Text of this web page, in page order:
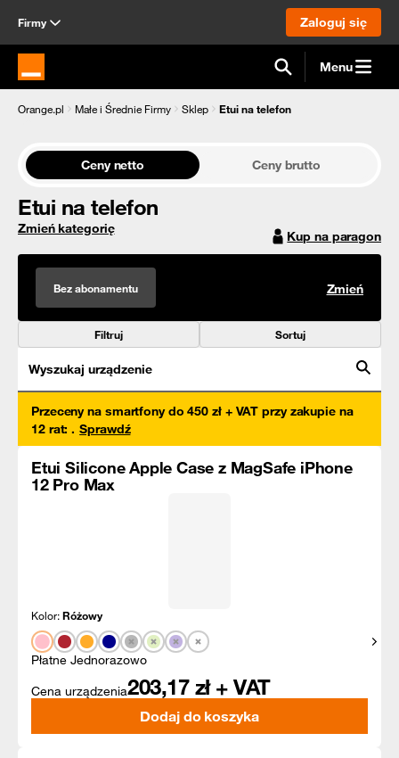
Firmy Zaloguj się
Strona główna Orange.pl Menu
Orange.pl Małe i Średnie Firmy Sklep Etui na telefon
Ceny netto Ceny brutto
Etui na telefon
Zmień kategorię Kup na paragon
Bez abonamentu Zmień
Filtruj Sortuj
Wyszukaj urządzenie
Przeceny na smartfony do 450 zł + VAT przy zakupie na
12 rat: . Sprawdź
Etui Silicone Apple Case z MagSafe iPhone
12 Pro Max
Kolor:Różowy
Płatne Jednorazowo
Cena urządzenia203,17 zł + VAT
Dodaj do koszyka